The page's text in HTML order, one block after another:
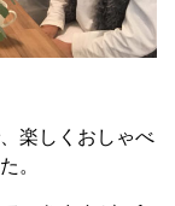
楽しくおしゃべ
。